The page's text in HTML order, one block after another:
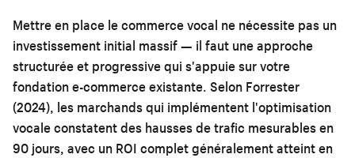
Mettre en place le commerce vocal ne nécessite pas un
investissement initial massif — il faut une approche
structurée et progressive qui s'appuie sur votre
fondation e-commerce existante. Selon Forrester
(2024), les marchands qui implémentent l'optimisation
vocale constatent des hausses de trafic mesurables en
90 jours, avec un ROI complet généralement atteint en